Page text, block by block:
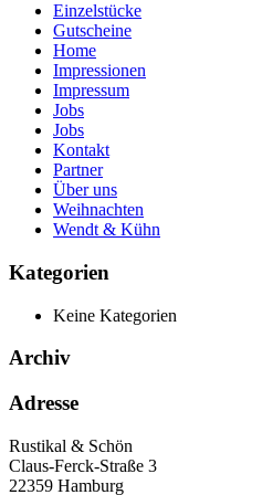
Einzelstücke
Gutscheine
Home
Impressionen
Impressum
Jobs
Jobs
Kontakt
Partner
Über uns
Weihnachten
Wendt & Kühn
Kategorien
Keine Kategorien
Archiv
Adresse
Rustikal & Schön
Claus-Ferck-Straße 3
22359 Hamburg